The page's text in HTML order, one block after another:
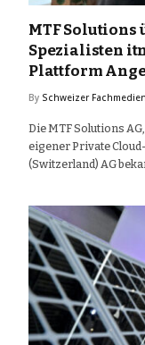
MTF Solutions
Spezialisten
Plattform
By Schweizer Fachmedien
Die MTF Solutions
eigener Private
(Switzerland) AG